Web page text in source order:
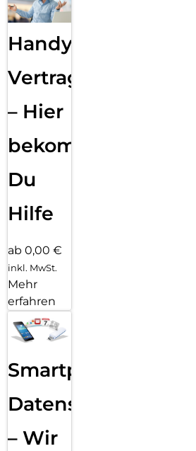
Handy
Vertragsabwicklung
– Hier
bekommst
Du
Hilfe
ab 0,00 €
inkl. MwSt.
Mehr
erfahren
Smartphone
Datensicherung
– Wir